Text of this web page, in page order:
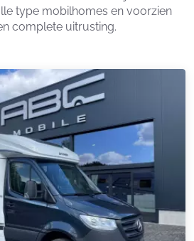
type mobilhomes en voorzien
complete uitrusting.